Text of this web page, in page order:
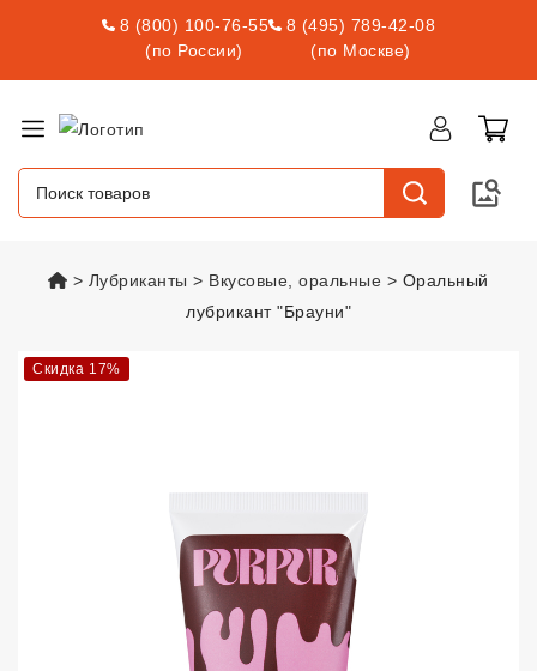
8 (800) 100-76-55
(по России)
8 (495) 789-42-08
(по Москве)
vsexshop.ru
Лубриканты Вкусовые, оральные
Оральный
лубрикант "Брауни"
Скидка 17%